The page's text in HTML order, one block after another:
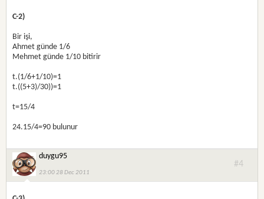
C-2)
Bir işi,
Ahmet günde 1/6
Mehmet günde 1/10 bitirir
t.(1/6+1/10)=1
t.((5+3)/30))=1
t=15/4
24.15/4=90 bulunur
duygu95
23:00 28 Dec 2011
#4